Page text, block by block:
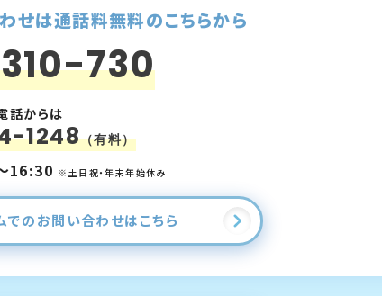
せは通話料無料のこちらから
730
話からは
1248（有料）
16:30 ※土日祝・年末年始休み
でのお問い合わせはこちら